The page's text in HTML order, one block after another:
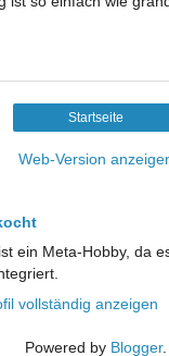
Startseite
Web-Version
ein Meta-Hobby, da
vollständig anzeigen
Powered by Blogger.